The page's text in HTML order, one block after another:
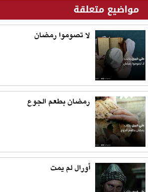
مواضيع متعلقة
لا تصوموا رمضان
رمضان بطعم الجوع
أورال لم يمت